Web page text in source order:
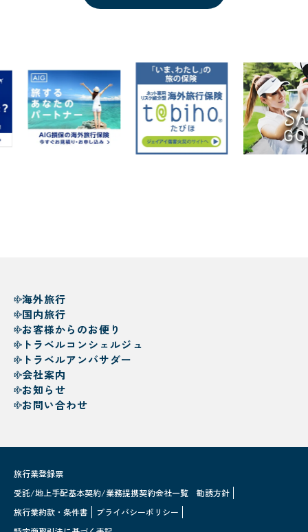
海外旅行
国内旅行
お客様からのお便り
トラベルコンシェルジュ
トラベルアンバサダー
会社案内
お知らせ
お問い合わせ
旅行業登録票
受託/地上手配基本契約/業務提携契約会社一覧
勧誘方針
旅行業約款・条件書
プライバシーポリシー